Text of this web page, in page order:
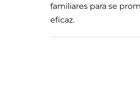
familiares para se
eficaz.